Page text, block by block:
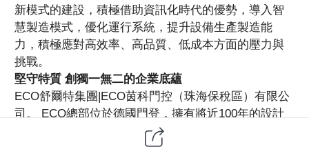
新模式的建設，積極借助資訊化時代的優勢，導入智
慧製造模式，優化運行系統，提升設備生產製造能
力，積極應對高效率、高品質、低成本方面的壓力與
挑戰。
堅守特質 創獨一無二的企業底蘊
ECO舒爾特集團|ECO茵科門控（珠海保稅區）有限公
司。 ECO總部位於德國門登，擁有將近100年的設計
及生產歷史。 ECO在德國門登、德國路肯瓦爾德、丹
麥、中國珠海保稅區均有生產基地。 ECO舒爾特全球